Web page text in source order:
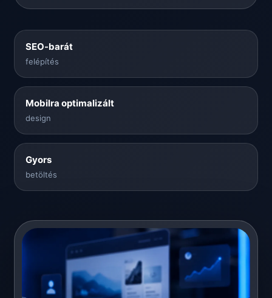
SEO-barát
felépítés
Mobilra optimalizált
design
Gyors
betöltés